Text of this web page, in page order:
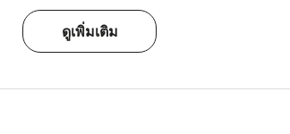
ดูเพิ่มเติม